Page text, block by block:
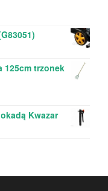
125cm trzonek
Kwazar